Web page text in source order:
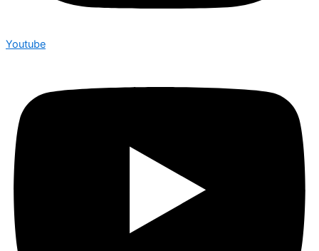
Youtube